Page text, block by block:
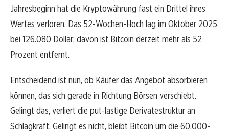
Jahresbeginn hat die Kryptowährung fast ein Drittel ihres
Wertes verloren. Das 52-Wochen-Hoch lag im Oktober 2025
bei 126.080 Dollar; davon ist Bitcoin derzeit mehr als 52
Prozent entfernt.
Entscheidend ist nun, ob Käufer das Angebot absorbieren
können, das sich gerade in Richtung Börsen verschiebt.
Gelingt das, verliert die put-lastige Derivatestruktur an
Schlagkraft. Gelingt es nicht, bleibt Bitcoin um die 60.000-